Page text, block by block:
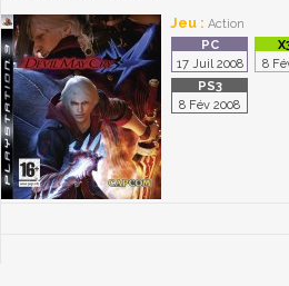
Jeu : Action
17 Juil 2008 8
8 Fév 2008